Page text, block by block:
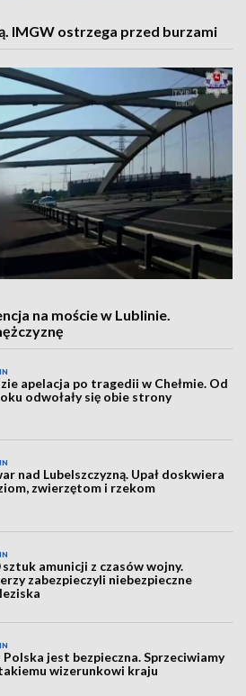
IMGW ostrzega przed burzami
na moście w Lublinie.
apelacja po tragedii w Chełmie. Od
odwołały się obie strony
nad Lubelszczyzną. Upał doskwiera
zwierzętom i rzekom
sztuk amunicji z czasów wojny.
zabezpieczyli niebezpieczne
Polska jest bezpieczna. Sprzeciwiamy
wizerunkowi kraju